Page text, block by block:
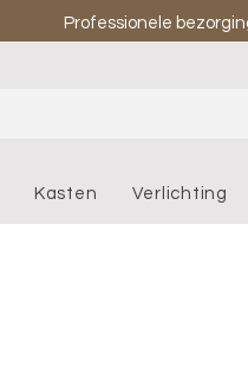
Professionele
Kasten Verlichting